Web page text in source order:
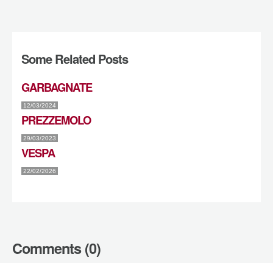
Some Related Posts
GARBAGNATE
12/03/2024
PREZZEMOLO
29/03/2023
VESPA
22/02/2026
Comments (0)